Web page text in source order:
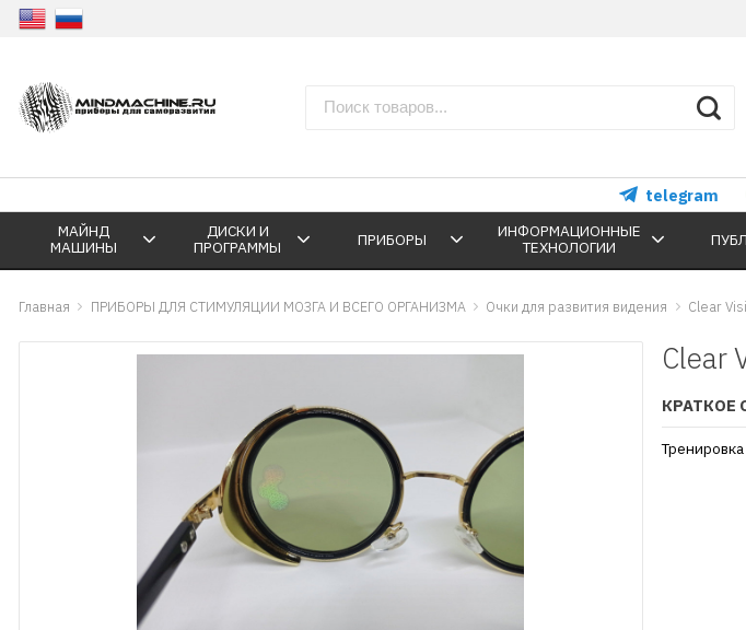
telegram
МАЙНД
МАШИНЫ
ДИСКИ И
ПРОГРАММЫ
ПРИБОРЫ
ИНФОРМАЦИОННЫЕ
ТЕХНОЛОГИИ
Главная ПРИБОРЫ ДЛЯ СТИМУЛЯЦИИ МОЗГА И ВСЕГО ОРГАНИЗМА Очки для развития видения Clear
Clear
КРАТКОЕ